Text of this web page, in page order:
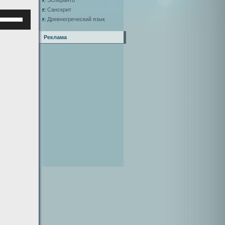
Санскрит
Древнегреческий язык
Реклама